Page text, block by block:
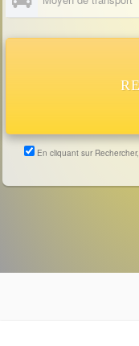
En cliquant sur